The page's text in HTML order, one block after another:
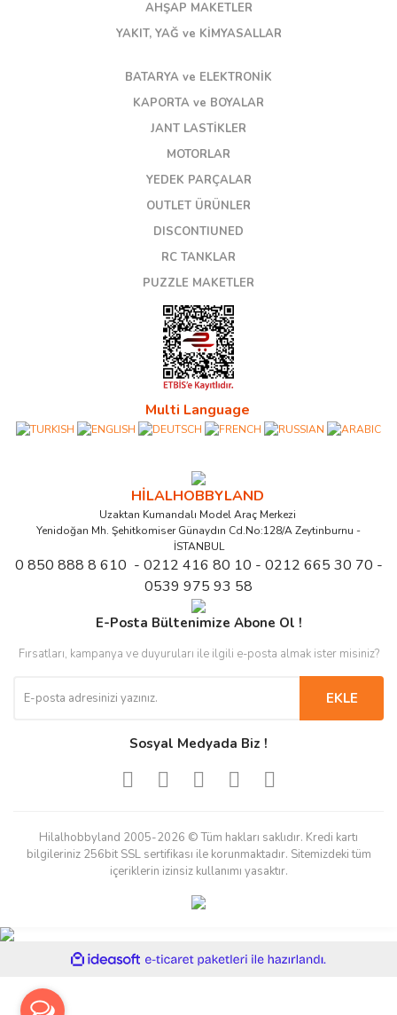
AHŞAP MAKETLER
YAKIT, YAĞ ve KİMYASALLAR
BATARYA ve ELEKTRONİK
KAPORTA ve BOYALAR
JANT LASTİKLER
MOTORLAR
YEDEK PARÇALAR
OUTLET ÜRÜNLER
DISCONTIUNED
RC TANKLAR
PUZZLE MAKETLER
Multi Language
HİLALHOBBYLAND
Uzaktan Kumandalı Model Araç Merkezi
Yenidoğan Mh. Şehitkomiser Günaydın Cd.No:128/A Zeytinburnu -
İSTANBUL
0 850 888 8 610 - 0212 416 80 10 - 0212 665 30 70 -
0539 975 93 58
E-Posta Bültenimize Abone Ol !
Fırsatları, kampanya ve duyuruları ile ilgili e-posta almak ister misiniz?
EKLE
Sosyal Medyada Biz !
Hilalhobbyland 2005-2026 © Tüm hakları saklıdır. Kredi kartı
bilgileriniz 256bit SSL sertifikası ile korunmaktadır. Sitemizdeki tüm
içeriklerin izinsiz kullanımı yasaktır.
ideasoft
e-